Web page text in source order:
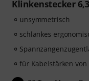
Klinkenstecker
unsymmetrisch
schlankes
für Kabelstärken von